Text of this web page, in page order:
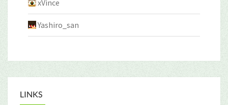
xVince
Yashiro_san
LINKS